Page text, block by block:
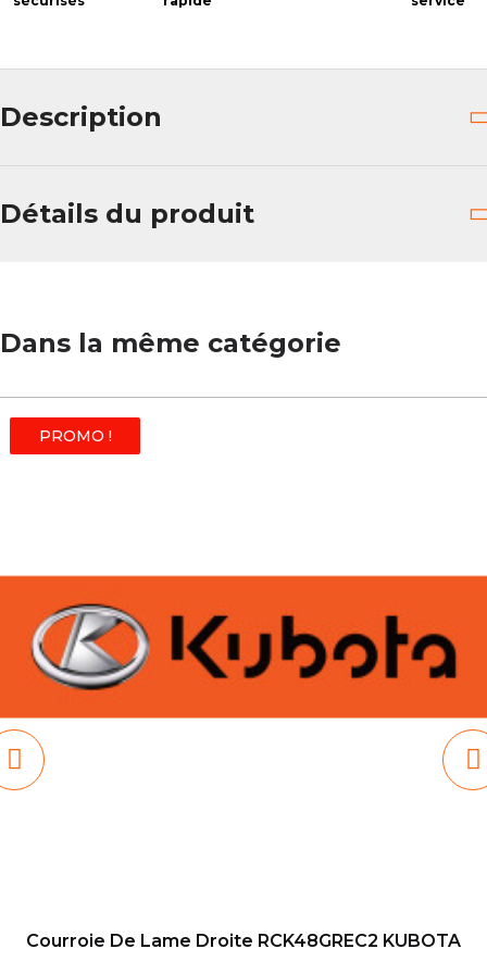
Description
Détails du produit
Dans la même catégorie
PROMO !
Courroie De Lame Droite RCK48GREC2 KUBOTA